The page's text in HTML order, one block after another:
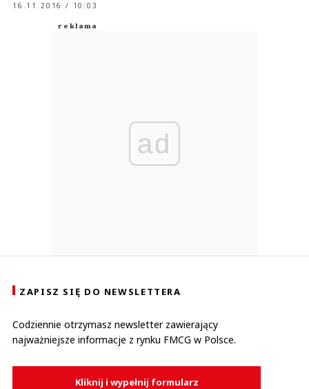
16.11.2016 / 10:03
ad
ZAPISZ SIĘ DO NEWSLETTERA
Codziennie otrzymasz newsletter zawierający
najważniejsze informacje z rynku FMCG w Polsce.
Kliknij i wypełnij formularz